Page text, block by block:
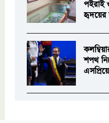
পইরাই
হৃদয়ের
শপথ